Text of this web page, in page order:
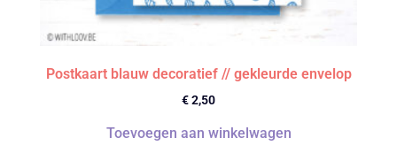
Postkaart blauw decoratief // gekleurde envelop
€2,50
Toevoegen aan winkelwagen